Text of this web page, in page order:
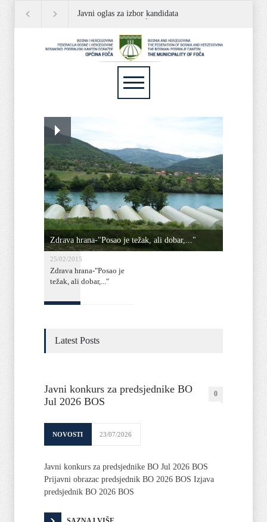
Javni oglas za izbor kandidata
za popunu rezervne liste
Zdrava hrana-"Posao je težak, ali dobar,..."
25/02/2015
Zdrava hrana-"Posao je
težak, ali dobar,..."
Latest Posts
Javni konkurs za predsjednike BO
Jul 2026 BOS
0
NOVOSTI 23/07/2026
Javni konkurs za predsjednike BO Jul 2026 BOS
Prijavni obrazac predsjednik BO 2026 BOS Izjava
predsjednik BO 2026 BOS